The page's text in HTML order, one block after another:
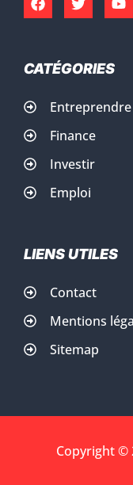
CATÉGORIES
Entreprendre
Finance
Investir
Emploi
LIENS UTILES
Contact
Mentions
Sitemap
Copyright ©